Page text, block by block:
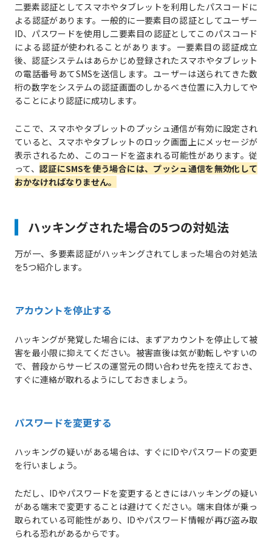
二要素認証としてスマホやタブレットを利用したパスコードに
よる認証があります。一般的に一要素目の認証としてユーザー
ID、パスワードを使用し二要素目の認証としてこのパスコード
による認証が使われることがあります。一要素目の認証成立
後、認証システムはあらかじめ登録されたスマホやタブレット
の電話番号あてSMSを送信します。ユーザーは送られてきた数
桁の数字をシステムの認証画面のしかるべき位置に入力してや
ることにより認証に成功します。
ここで、スマホやタブレットのプッシュ通信が有効に設定され
ていると、スマホやタブレットのロック画面上にメッセージが
表示されるため、このコードを盗まれる可能性があります。従
って、 認証にSMSを使う場合には、プッシュ通信を無効化して
おかなければなりません。
ハッキングされた場合の5つの対処法
万が一、多要素認証がハッキングされてしまった場合の対処法
を5つ紹介します。
アカウントを停止する
ハッキングが発覚した場合には、まずアカウントを停止して被
害を最小限に抑えてください。被害直後は気が動転しやすいの
で、普段からサービスの運営元の問い合わせ先を控えておき、
すぐに連絡が取れるようにしておきましょう。
パスワードを変更する
ハッキングの疑いがある場合は、すぐにIDやパスワードの変更
を行いましょう。
ただし、IDやパスワードを変更するときにはハッキングの疑い
がある端末で変更することは避けてください。端末自体が乗っ
取られている可能性があり、IDやパスワード情報が再び盗み取
られる恐れがあるからです。